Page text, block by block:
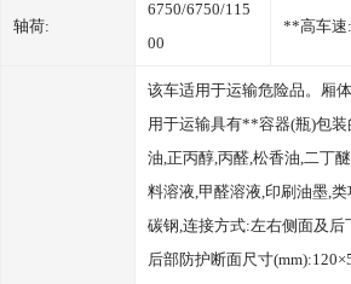
轴荷:
6750/6750/115
00
**高车速:
该车适用于运输危险品。厢
用于运输具有**容器(瓶)包
油,正丙醇,丙醛,松香油,二丁
料溶液,甲醛溶液,印刷油墨,
碳钢,连接方式:左右侧面及
后部防护断面尺寸